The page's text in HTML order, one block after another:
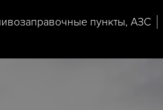
пункты, АЗС